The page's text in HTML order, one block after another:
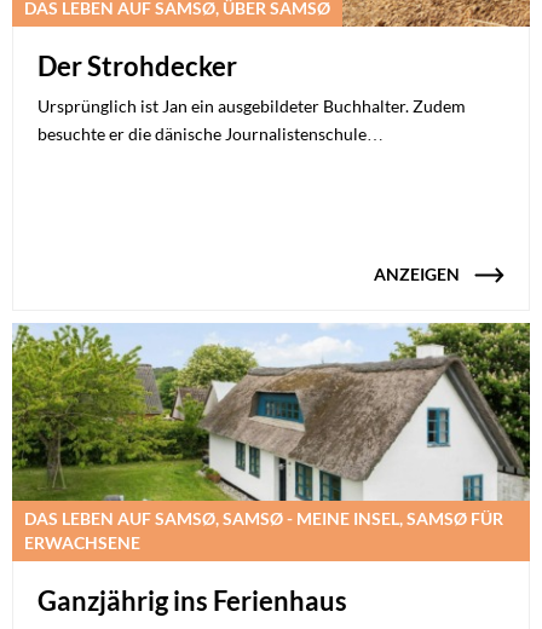
DAS LEBEN AUF SAMSØ, ÜBER SAMSØ
Der Strohdecker
Ursprünglich ist Jan ein ausgebildeter Buchhalter. Zudem
besuchte er die dänische Journalistenschule…
ANZEIGEN
DAS LEBEN AUF SAMSØ, SAMSØ - MEINE INSEL, SAMSØ FÜR
ERWACHSENE
Ganzjährig ins Ferienhaus